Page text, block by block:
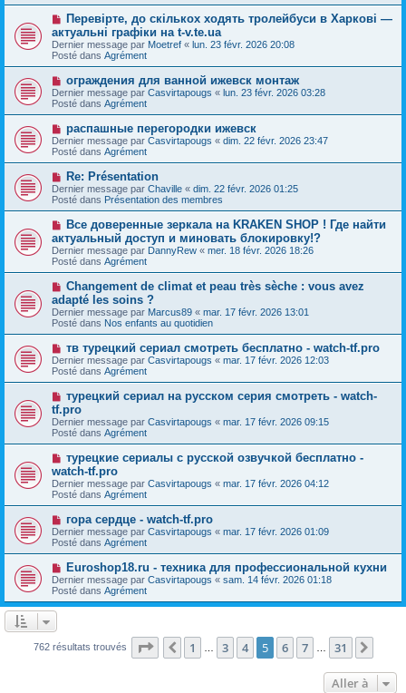
g
e
e
s
a
g
e
e
a
u
m
e
s
s
a
g
e
N
u
v
e
a
u
m
e
s
s
a
g
e
Перевірте, до скількох ходять тролейбуси в Харкові —
актуальні графіки на t-v.te.ua
Dernier message par Moetref « lun. 23 févr. 2026 20:08
Posté dans Agrément
N
o
u
v
u
m
e
s
a
g
e
ограждения для ванной ижевск монтаж
Dernier message par Casvirtapougs « lun. 23 févr. 2026 03:28
Posté dans Agrément
N
o
u
v
e
a
u
m
e
s
a
g
e
распашные перегородки ижевск
Dernier message par Casvirtapougs « dim. 22 févr. 2026 23:47
Posté dans Agrément
N
o
u
v
e
a
u
m
e
s
s
a
g
e
Re: Présentation
Dernier message par Chaville « dim. 22 févr. 2026 01:25
Posté dans Présentation des membres
N
u
v
e
a
u
m
e
s
e
Все доверенные зеркала на KRAKEN SHOP ! Где найти
актуальный доступ и миновать блокировку!?
Dernier message par DannyRew « mer. 18 févr. 2026 18:26
Posté dans Agrément
N
o
u
v
e
a
u
m
e
s
s
g
e
Changement de climat et peau très sèche : vous avez
adapté les soins ?
Dernier message par Marcus89 « mar. 17 févr. 2026 13:01
Posté dans Nos enfants au quotidien
N
o
u
v
u
m
e
s
s
g
e
тв турецкий сериал смотреть бесплатно - watch-tf.pro
Dernier message par Casvirtapougs « mar. 17 févr. 2026 12:03
Posté dans Agrément
N
u
v
e
a
u
m
e
s
g
e
турецкий сериал на русском серия смотреть - watch-
tf.pro
Dernier message par Casvirtapougs « mar. 17 févr. 2026 09:15
Posté dans Agrément
N
u
v
e
a
u
m
e
s
s
a
g
e
турецкие сериалы с русской озвучкой бесплатно -
watch-tf.pro
Dernier message par Casvirtapougs « mar. 17 févr. 2026 04:12
Posté dans Agrément
N
o
u
v
e
a
u
m
e
g
гора сердце - watch-tf.pro
Dernier message par Casvirtapougs « mar. 17 févr. 2026 01:09
Posté dans Agrément
N
o
u
v
e
e
Euroshop18.ru - техника для профессиональной кухни
Dernier message par Casvirtapougs « sam. 14 févr. 2026 01:18
Posté dans Agrément
762 résultats trouvés Page sur 31
Précédente
1 3 4 5 6 7 31
Aller à